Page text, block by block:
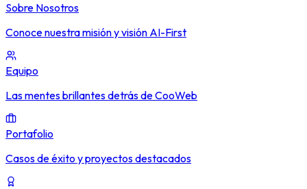
Sobre Nosotros
Conoce nuestra misión y visión AI-First
Equipo
Las mentes brillantes detrás de CooWeb
Portafolio
Casos de éxito y proyectos destacados